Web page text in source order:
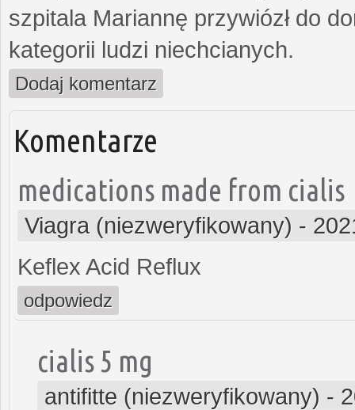
szpitala Mariannę przywiózł do
kategorii ludzi niechcianych.
Dodaj komentarz
Komentarze
medications made from cialis
Viagra (niezweryfikowany) -
Keflex Acid Reflux
odpowiedz
cialis 5 mg
antifitte (niezweryfikowany) -